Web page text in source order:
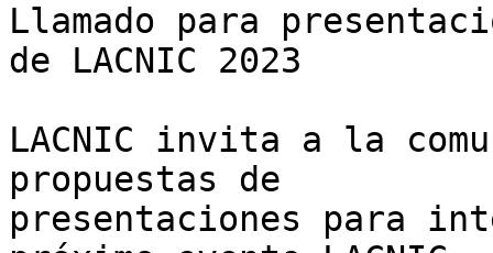
Llamado para
de LACNIC 2023
LACNIC invita a la
propuestas de
presentaciones para